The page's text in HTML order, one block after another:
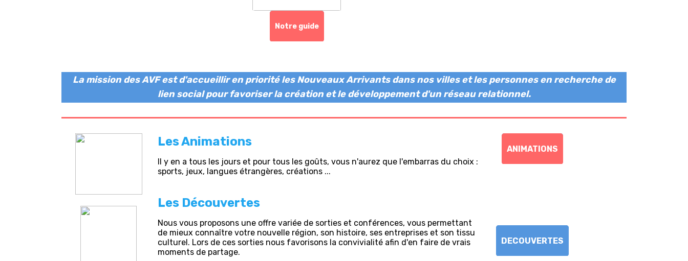
Notre guide
La mission des AVF est d'accueillir en priorité les Nouveaux Arrivants dans nos villes et les personnes en recherche de
lien social pour favoriser la création et le développement d'un réseau relationnel.
Les Animations
Il y en a tous les jours et pour tous les goûts, vous n'aurez que l'embarras du choix :
sports, jeux, langues étrangères, créations ...
ANIMATIONS
Les Découvertes
Nous vous proposons une offre variée de sorties et conférences, vous permettant
de mieux connaître votre nouvelle région, son histoire, ses entreprises et son tissu
culturel. Lors de ces sorties nous favorisons la convivialité afin d'en faire de vrais
moments de partage.
DECOUVERTES